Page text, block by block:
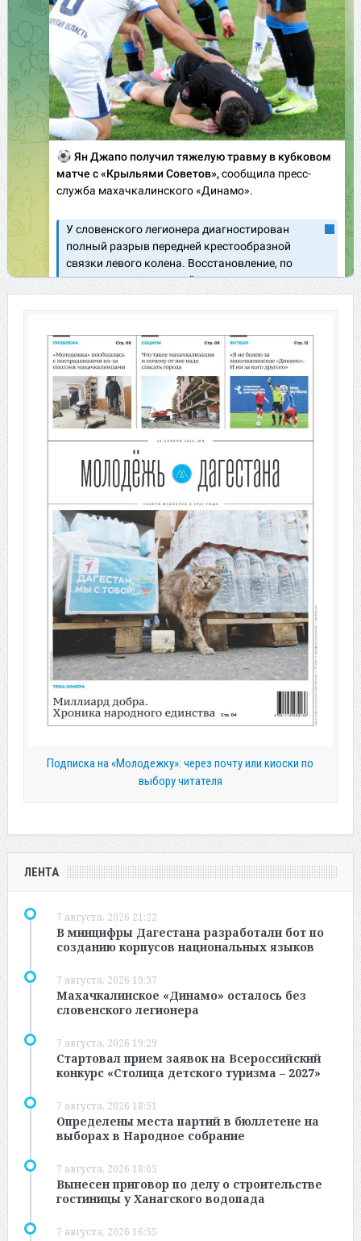
Подписка на «Молодежку»: через почту или киоски по
выбору читателя
ЛЕНТА
7 августа, 2026 21:22
В минцифры Дагестана разработали бот по
созданию корпусов национальных языков
7 августа, 2026 19:37
Махачкалинское «Динамо» осталось без
словенского легионера
7 августа, 2026 19:29
Стартовал прием заявок на Всероссийский
конкурс «Столица детского туризма – 2027»
7 августа, 2026 18:51
Определены места партий в бюллетене на
выборах в Народное собрание
7 августа, 2026 18:05
Вынесен приговор по делу о строительстве
гостиницы у Ханагского водопада
7 августа, 2026 16:55